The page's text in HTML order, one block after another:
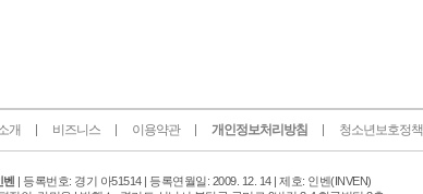
개 비즈니스 이용약관 개인정보처리방침 청소년보호정책
| 등록번호: 경기 아51514 | 등록연월일: 2009. 12. 14 | 제호: 인벤 (INVEN)